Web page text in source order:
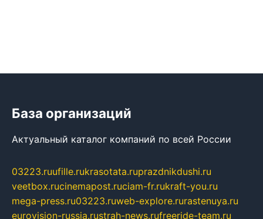
База организаций
Актуальный каталог компаний по всей России
03223.ruufille.rukrasotata.ruprazdnikdushi.ru
veetbox.rucinemapost.ruciam-fr.rukraft-you.ru
mega-press.ru03223.ruweb-explore.rurastenuya.ru
eurovision-russia.rustrah-news.rufreeride-team.ru